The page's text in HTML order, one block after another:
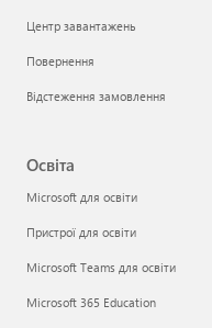
Центр завантажень
Повернення
Відстеження замовлення
Освіта
Microsoft для освіти
Пристрої для освіти
Microsoft Teams для освіти
Microsoft 365 Education